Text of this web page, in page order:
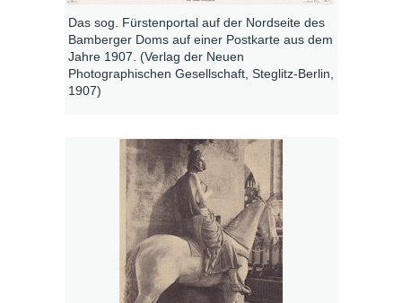
Das sog. Fürstenportal auf der Nordseite des
Bamberger Doms auf einer Postkarte aus dem
Jahre 1907. (Verlag der Neuen
Photographischen Gesellschaft, Steglitz-Berlin,
1907)